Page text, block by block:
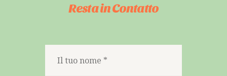
Resta in Contatto